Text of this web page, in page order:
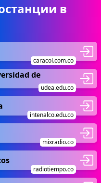
в
caracol.com.co
de
udea.edu.co
intenalco.edu.co
mixradio.co
radiotiempo.co